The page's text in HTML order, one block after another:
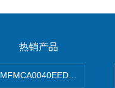
热销产品
MFMCA0040EED-H日本